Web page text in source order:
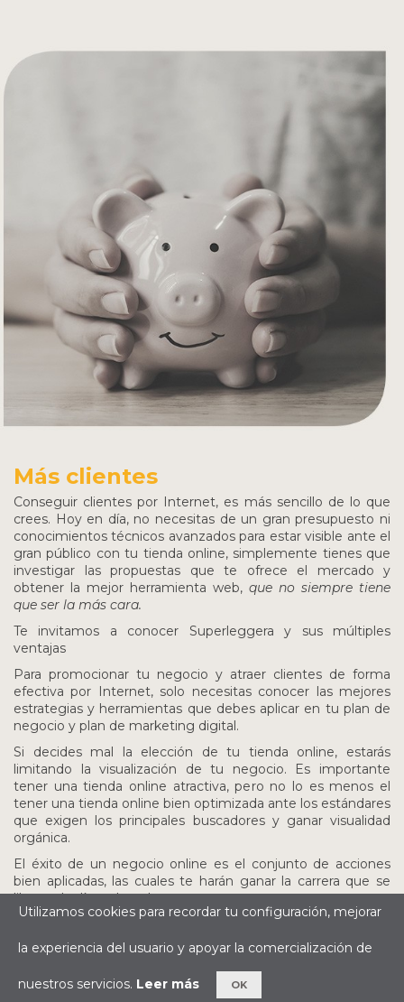
Más clientes
Conseguir clientes por Internet, es más sencillo de lo que
crees. Hoy en día, no necesitas de un gran presupuesto ni
conocimientos técnicos avanzados para estar visible ante el
gran público con tu tienda online, simplemente tienes que
investigar las propuestas que te ofrece el mercado y
obtener la mejor herramienta web, que no siempre tiene
que ser la más cara.
Te invitamos a conocer Superleggera y sus múltiples
ventajas
Para promocionar tu negocio y atraer clientes de forma
efectiva por Internet, solo necesitas conocer las mejores
estrategias y herramientas que debes aplicar en tu plan de
negocio y plan de marketing digital.
Si decides mal la elección de tu tienda online, estarás
limitando la visualización de tu negocio. Es importante
tener una tienda online atractiva, pero no lo es menos el
tener una tienda online bien optimizada ante los estándares
que exigen los principales buscadores y ganar visualidad
orgánica.
El éxito de un negocio online es el conjunto de acciones
bien aplicadas, las cuales te harán ganar la carrera que se
libra cada día en la red.
No dudes en contactarnos, estaremos encantados de
asesorarte.
Utilizamos cookies para recordar tu configuración, mejorar
la experiencia del usuario y apoyar la comercialización de
nuestros servicios. Leer más OK